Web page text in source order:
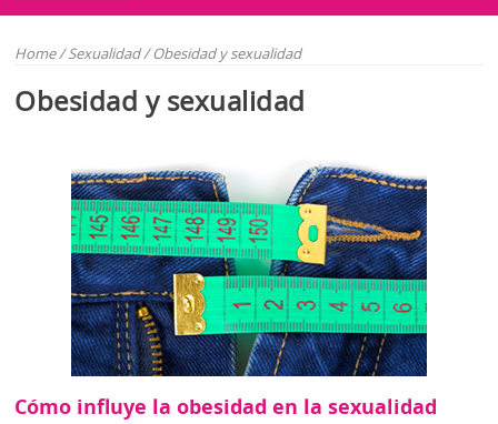
Home/Sexualidad/Obesidad y sexualidad
Obesidad y sexualidad
Cómo influye la obesidad en la sexualidad